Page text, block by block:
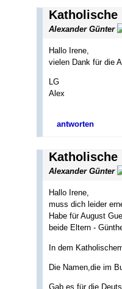
Katholische
Alexander Günter
Hallo Irene,
vielen Dank für die
LG
Alex
antworten
Katholische
Alexander Günter
Hallo Irene,
muss dich leider
Habe für August
beide Eltern -
In dem
Die Namen,die im
Gab es für die